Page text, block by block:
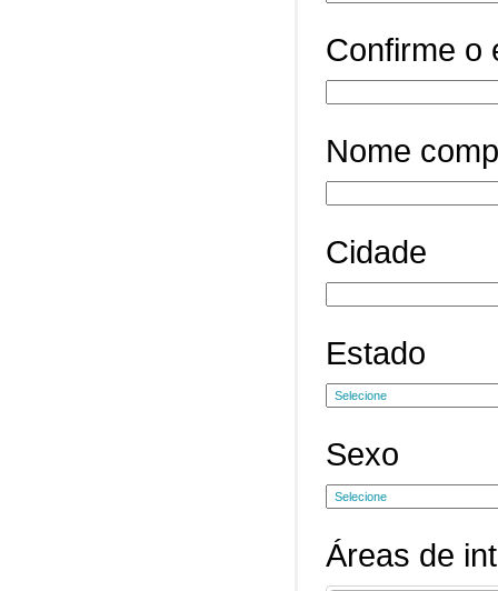
Confirme o
Nome
Cidade
Estado
Sexo
Áreas de